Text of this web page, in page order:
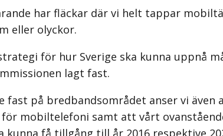
har fläckar där vi helt tappar
eller olyckor.
för hur Sverige ska kunna uppnå
lagt fast.
på bredbandsområdet anser vi även
mobiltelefoni samt att vårt
få tillgång till år 2016 respektive